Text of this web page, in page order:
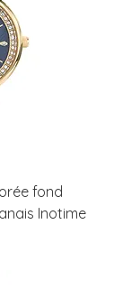
fond
Inotime